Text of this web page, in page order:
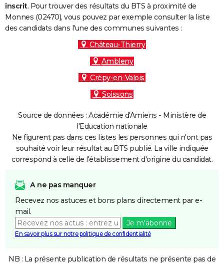
S'inscrire
Se connecter
Lycées
Collèges
Primaires
Universités
Entreprises
Service militaire
Avis de recherche
AVIS DE DÉCÈS
FORUM
inscrit. Pour trouver des résultats du BTS à proximité de
Monnes (02470), vous pouvez par exemple consulter la liste
des candidats dans l'une des communes suivantes :
Château-Thierry
Ambleny
Crépy-en-Valois
Soissons
Source de données : Académie d'Amiens - Ministère de
l'Education nationale
Ne figurent pas dans ces listes les personnes qui n'ont pas
souhaité voir leur résultat au BTS publié. La ville indiquée
correspond à celle de l'établissement d'origine du candidat.
A ne pas manquer
Recevez nos astuces et bons plans directement par e-
mail.
Je m'abonne
En savoir plus sur notre politique de confidentialité
NB : La présente publication de résultats ne présente pas de